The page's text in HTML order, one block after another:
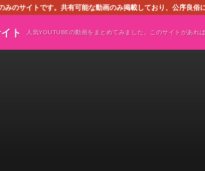
みのサイトです。共有可能な動画のみ掲載しており、公序良
ト 人気YOUTUBEの動画をまとめてみました。このサイトがあれ